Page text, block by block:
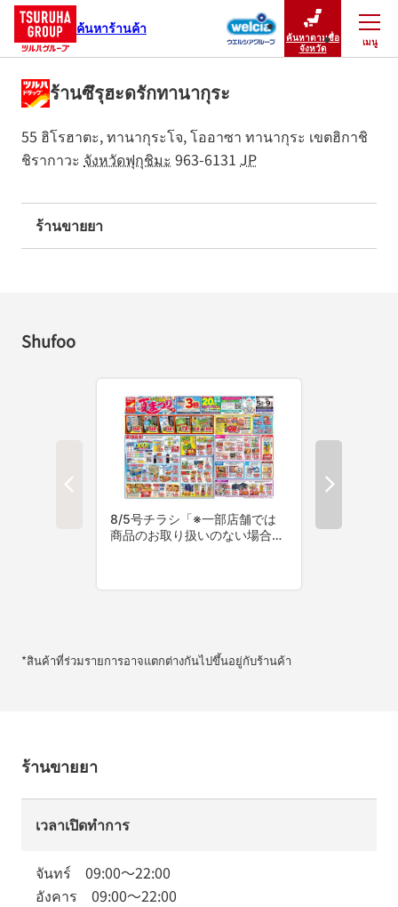
ค้นหาร้านค้า
ค้นหาตามชื่อ
จังหวัด
เมนู
ปิดเมนู
ร้านซึรุฮะดรักทานากุระ
55 ฮิโรฮาตะ, ทานากุระโจ, โออาซา ทานากุระ เขตฮิกาชิ
ชิรากาวะ จังหวัดฟุกุชิมะ 963-6131 JP
ร้านขายยา
Shufoo
*สินค้าที่ร่วมรายการอาจแตกต่างกันไปขึ้นอยู่กับร้านค้า
ร้านขายยา
เวลาเปิดทำการ
จันทร์ 09:00～22:00
อังคาร 09:00～22:00